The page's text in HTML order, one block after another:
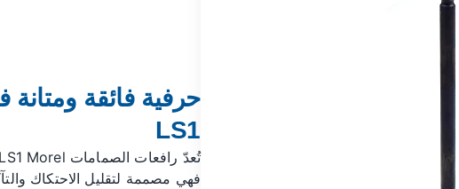
حرفية فائقة
LS1
فهي مصممة لتقليل الاحتكاك